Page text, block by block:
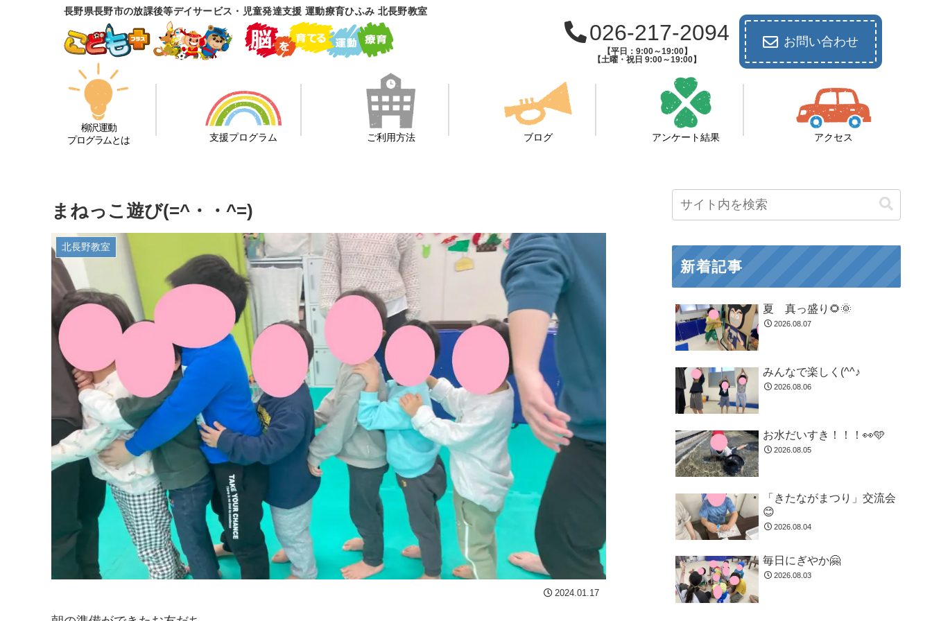
長野県長野市の放課後等デイサービス・児童発達支援 運動療育ひふみ 北長野教室
026-217-2094
【平日：9:00～19:00】
【土曜・祝日 9:00～19:00】
お問い合わせ
柳沢運動
プログラムとは
支援プログラム ご利用方法 ブログ アンケート結果 アクセス
まねっこ遊び(=^・・^=)
北長野教室
2024.01.17
新着記事
夏 真っ盛り🌻🌞
2026.08.07
みんなで楽しく(^^♪
2026.08.06
お水だいすき！！！👀🩵
2026.08.05
「きたながまつり」交流会
😊
2026.08.04
毎日にぎやか🤗
2026.08.03